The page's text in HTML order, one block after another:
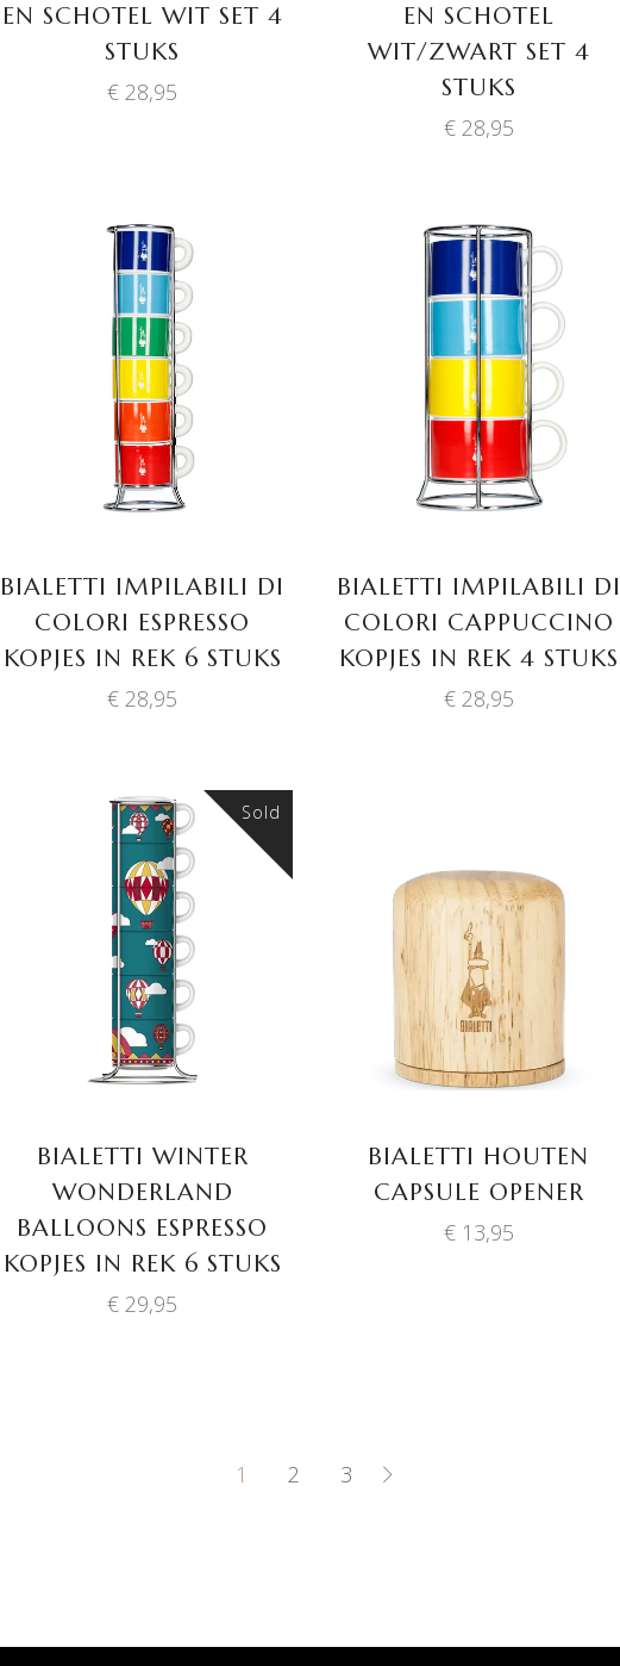
EN SCHOTEL WIT SET 4
STUKS
€ 28,95
EN SCHOTEL
WIT/ZWART SET 4
STUKS
€28,95
TOEVOEGEN AAN
WINKELWAGEN
BIALETTI IMPILABILI DI
COLORI ESPRESSO
KOPJES IN REK 6 STUKS
€ 28,95
TOEVOEGEN AAN
WINKELWAGEN
BIALETTI IMPILABILI DI
COLORI CAPPUCCINO
KOPJES IN REK 4 STUKS
€28,95
Sold
LEES VERDER
BIALETTI WINTER
WONDERLAND
BALLOONS ESPRESSO
KOPJES IN REK 6 STUKS
€ 29,95
TOEVOEGEN AAN
WINKELWAGEN
BIALETTI HOUTEN
CAPSULE OPENER
€13,95
1 2 3